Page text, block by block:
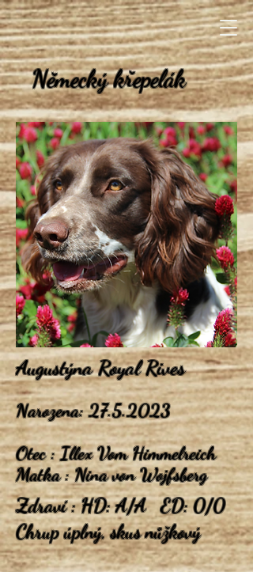
Německý křepelák
Augustýna Royal Rives
Narozena:27.5.2023
Otec : Illex Vom Himmelreich
Matka : Nina von Wojfsberg
Zdraví : HD: A/A ED: 0/0
Chrup úplný, skus nůžkový